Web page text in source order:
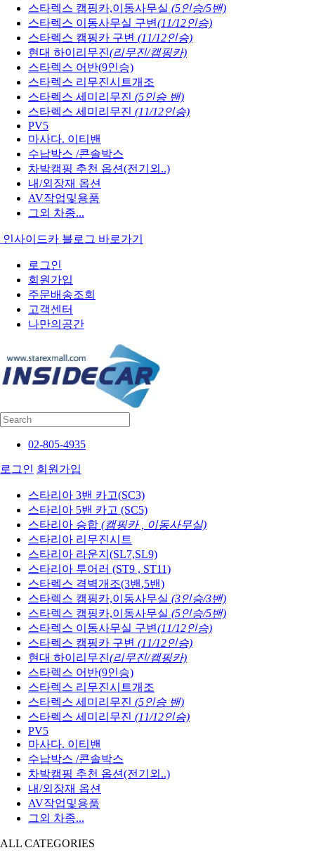
스타렉스 캠핑카,이동사무실 (5인승/5밴)
스타렉스 이동사무실 구변(11/12인승)
스타렉스 캠핑카 구변 (11/12인승)
현대 하이리무진(리무진/캠핑카)
스타렉스 어반(9인승)
스타렉스 리무진시트개조
스타렉스 세미리무진 (5인승 밴)
스타렉스 세미리무진 (11/12인승)
PV5
마사다. 이티밴
수납박스 /콘솔박스
차박캠핑 추천 옵션(전기외..)
내/외장재 옵션
AV작업및용품
그외 차종...
인사이드카 블로그 바로가기
로그인
회원가입
주문배송조회
고객센터
나만의공간
02-805-4935
로그인 회원가입
스타리아 3밴 카고(SC3)
스타리아 5밴 카고 (SC5)
스타리아 승합 (캠핑카 , 이동사무실)
스타리아 리무진시트
스타리아 라운지(SL7,SL9)
스타리아 투어러 (ST9 , ST11)
스타렉스 격벽개조(3밴,5밴)
스타렉스 캠핑카,이동사무실 (3인승/3밴)
스타렉스 캠핑카,이동사무실 (5인승/5밴)
스타렉스 이동사무실 구변(11/12인승)
스타렉스 캠핑카 구변 (11/12인승)
현대 하이리무진(리무진/캠핑카)
스타렉스 어반(9인승)
스타렉스 리무진시트개조
스타렉스 세미리무진 (5인승 밴)
스타렉스 세미리무진 (11/12인승)
PV5
마사다. 이티밴
수납박스 /콘솔박스
차박캠핑 추천 옵션(전기외..)
내/외장재 옵션
AV작업및용품
그외 차종...
ALL CATEGORIES